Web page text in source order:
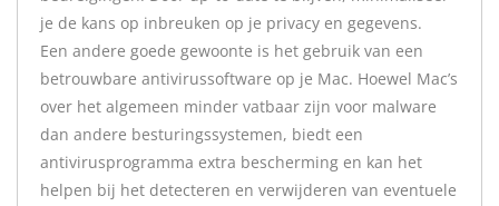
je de kans op inbreuken op je privacy en gegevens.
Een andere goede gewoonte is het gebruik van een
betrouwbare antivirussoftware op je Mac. Hoewel Mac’s
over het algemeen minder vatbaar zijn voor malware
dan andere besturingssystemen, biedt een
antivirusprogramma extra bescherming en kan het
helpen bij het detecteren en verwijderen van eventuele